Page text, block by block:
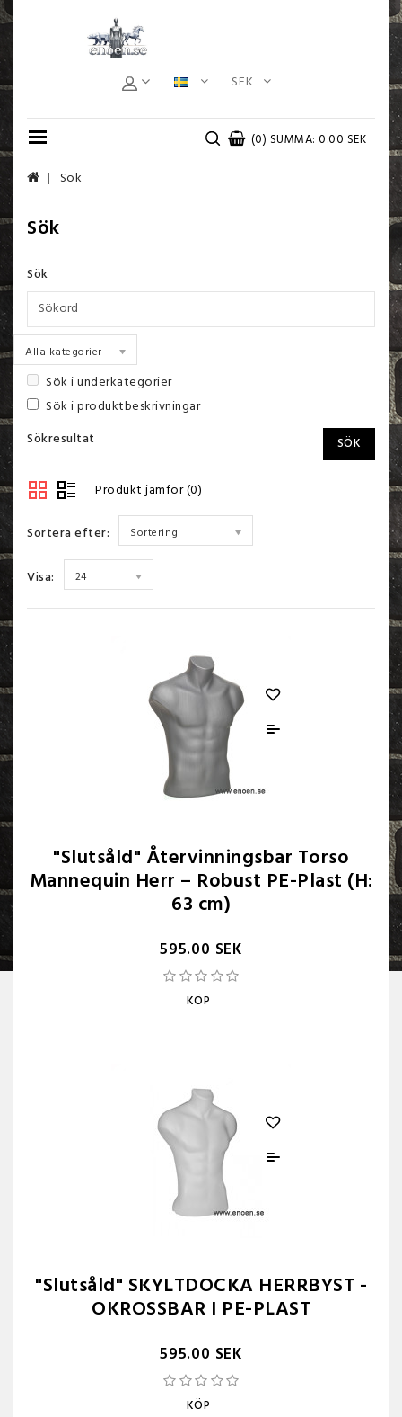
SEK
(0) SUMMA: 0.00 SEK
Sök
Sök
Sök
Alla kategorier
Sök i underkategorier
Sök i produktbeskrivningar
Sökresultat
Produkt jämför (0)
Sortera efter: Sortering
Visa: 24
"Slutsåld" Återvinningsbar Torso
Mannequin Herr – Robust PE-Plast (H:
63 cm)
595.00 SEK
KÖP
"Slutsåld" SKYLTDOCKA HERRBYST -
OKROSSBAR I PE-PLAST
595.00 SEK
KÖP